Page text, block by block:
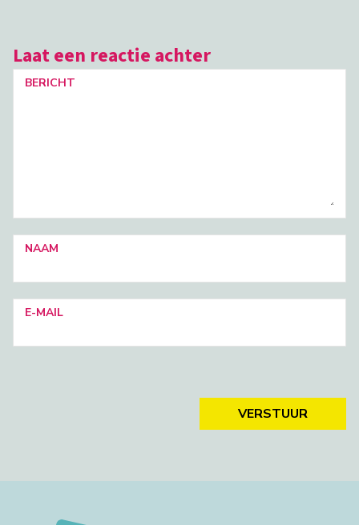
Laat een reactie achter
BERICHT
NAAM
E-MAIL
VERSTUUR